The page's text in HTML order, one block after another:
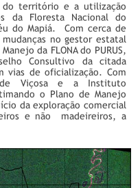
do território e a utilização
da Floresta Nacional do
do Mapiá. Com cerca de
no gestor estatal
da FLONA do PURUS,
Consultivo da citada
vias de oficialização. Com
Viçosa e a Instituto
o Plano de Manejo
da exploração comercial
e não madeireiros, a